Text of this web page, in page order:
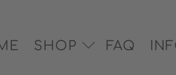
SHOP FAQ